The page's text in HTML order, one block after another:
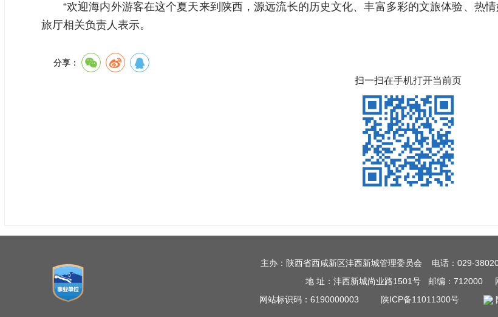
“欢迎海内外游客在这个夏天来到陕西，源远流长的历史文化、丰富多彩的文旅体验、热
旅厅相关负责人表示。
分享：
扫一扫在手机打开当前页
主办：陕西省西咸新区沣西新城管理委员会 电话：029-
地 址：沣西新城尚业路1501号 邮编：712000
网站标识码：6190000003
陕ICP备11011300号